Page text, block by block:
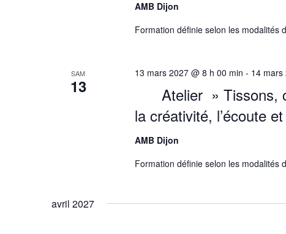
AMB Dijon
Formation définie selon les modalités
SAM
13
Atelier » Tissons,
la créativité, l’écoute
13 mars 2027 @ 8 h 00 min - 14 mars
AMB Dijon
Formation définie selon les modalités
avril 2027